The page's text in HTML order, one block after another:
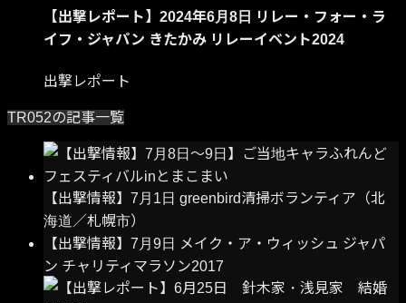
【出撃レポート】2024年6月8日 リレー・フォー・ラ
イフ・ジャパン きたかみ リレーイベント2024
出撃レポート
TR052の記事一覧
【出撃情報】7月1日 greenbird清掃ボランティア（北
海道／札幌市）
【出撃情報】7月9日 メイク・ア・ウィッシュ ジャパ
ン チャリティマラソン2017